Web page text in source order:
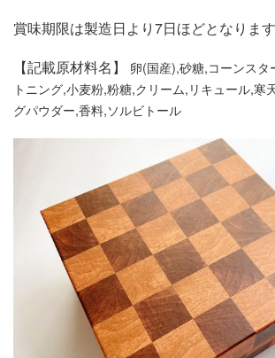
賞味期限は製造日より7日ほどとなります
【記載原材料名】 卵(国産),砂糖,コーンスタ
トニング,小麦粉,粉糖,クリーム,リキュール,寒
グパウダー,香料,ソルビトール